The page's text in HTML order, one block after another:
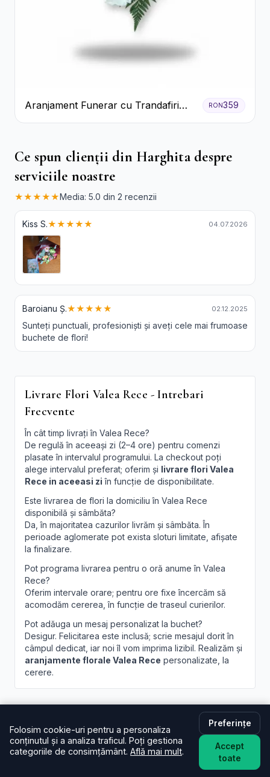
Aranjament Funerar cu Trandafiri
Albi Crizanteme Galbene și Crini
RON359
Ce spun clienții din Harghita despre
serviciile noastre
★★★★★Media: 5.0 din 2 recenzii
Kiss S.★★★★★ 04.07.2026
Baroianu Ș.★★★★★ 02.12.2025
Sunteți punctuali, profesioniști și aveți cele mai frumoase
buchete de flori!
Livrare Flori Valea Rece - Intrebari
Frecvente
În cât timp livrați în Valea Rece?
De regulă în aceeași zi (2–4 ore) pentru comenzi
plasate în intervalul programului. La checkout poți
alege intervalul preferat; oferim și livrare flori Valea
Rece in aceeasi zi în funcție de disponibilitate.
Este livrarea de flori la domiciliu în Valea Rece
disponibilă și sâmbăta?
Da, în majoritatea cazurilor livrăm și sâmbăta. În
perioade aglomerate pot exista sloturi limitate, afișate
la finalizare.
Pot programa livrarea pentru o oră anume în Valea
Rece?
Oferim intervale orare; pentru ore fixe încercăm să
acomodăm cererea, în funcție de traseul curierilor.
Pot adăuga un mesaj personalizat la buchet?
Desigur. Felicitarea este inclusă; scrie mesajul dorit în
câmpul dedicat, iar noi îl vom imprima lizibil. Realizăm și
aranjamente florale Valea Rece personalizate, la
cerere.
Brandusa.ro
Folosim cookie-uri pentru a personaliza
conținutul și a analiza traficul. Poți gestiona
categoriile de consimțământ. Află mai mult.
Preferințe
Accept
toate